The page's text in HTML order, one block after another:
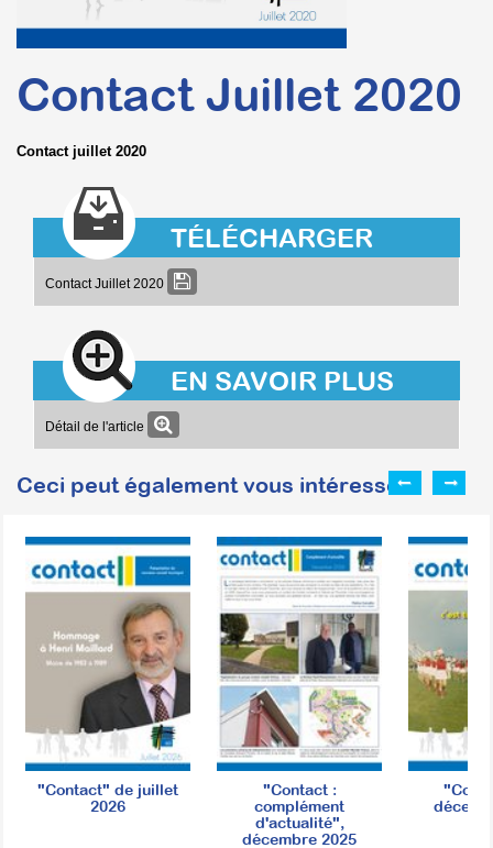
Contact Juillet 2020
Contact juillet 2020
TÉLÉCHARGER
Contact Juillet 2020
EN SAVOIR PLUS
Détail de l'article
Ceci peut également vous intéresser :
"Contact" de juillet
2026
"Contact :
complément
d'actualité",
décembre 2025